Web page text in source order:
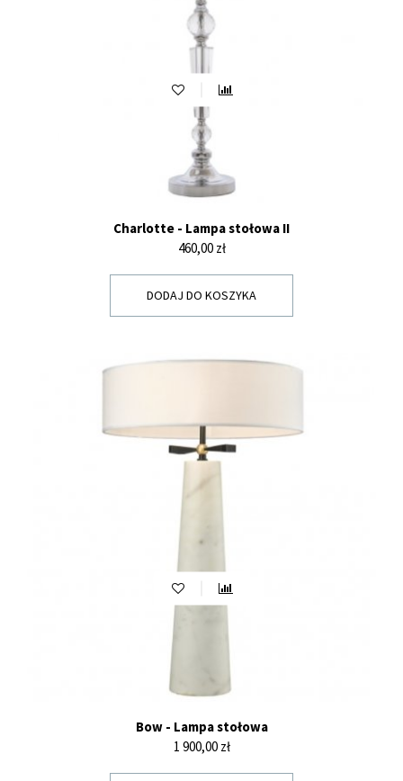
Charlotte - Lampa stołowa II
Cena
460,00 zł
DODAJ DO KOSZYKA
Bow - Lampa stołowa
Cena
1 900,00 zł